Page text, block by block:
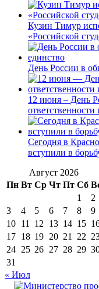
Кузин Тимур
«Российской
День России в
12 июня – День
Сегодня в
вступили в
Август 2026
Пн Вт Ср Чт Пт Сб
1
2
3
4 5 6 7 8
9
10 11 12 13 14 15
17 18 19 20 21 22
24 25 26 27 28 29
31
« Июл